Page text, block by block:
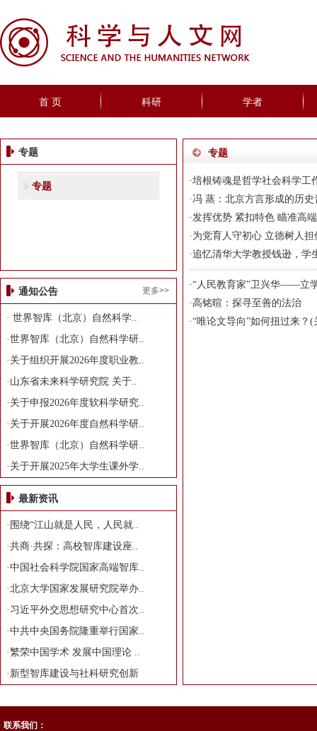
首 页 科研 学者
专题
专题
通知公告 更多>>
· 世界智库（北京）自然科学..
·世界智库（北京）自然科学研..
· 关于组织开展2026年度职业教..
· 山东省未来科学研究院 关于..
· 关于申报2026年度软科学研究..
· 关于开展2026年度自然科学研..
·世界智库（北京）自然科学研..
· 关于开展2025年大学生课外学..
最新资讯
· 围绕“江山就是人民，人民就..
·共商·共探：高校智库建设座..
·中国社会科学院国家高端智库..
·北京大学国家发展研究院举办..
· 习近平外交思想研究中心首次..
·中共中央国务院隆重举行国家..
·繁荣中国学术 发展中国理论 ..
· 新型智库建设与社科研究创新
专题
·培根铸魂是哲学社会科学工
· 冯 蒸：北京方言形成的历史
·发挥优势 紧扣特色 瞄准高
· 为党育人守初心 立德树人担
·追忆清华大学教授钱逊，学
·“人民教育家”卫兴华——立
· 高铭暄：探寻至善的法治
·“唯论文导向”如何扭过来？
联系我们：